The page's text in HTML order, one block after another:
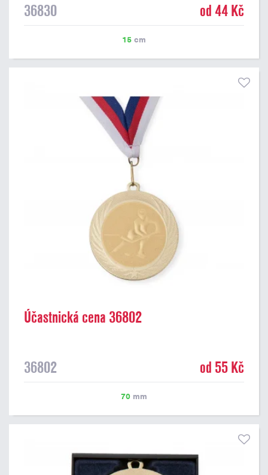
36830 od 44 Kč
15 cm
Účastnická cena 36802
36802 od 55 Kč
70 mm